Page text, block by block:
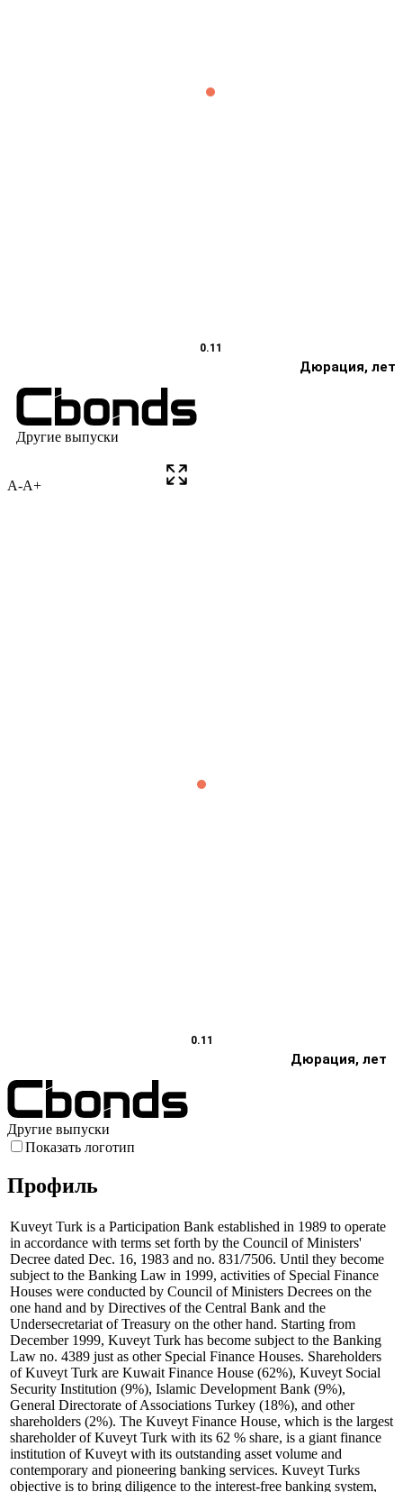
A-A+
Дюрация, лет
0.11
Другие выпуски
Показать логотип
Профиль
Kuveyt Turk is a Participation Bank established in 1989 to operate
in accordance with terms set forth by the Council of Ministers'
Decree dated Dec. 16, 1983 and no. 831/7506. Until they become
subject to the Banking Law in 1999, activities of Special Finance
Houses were conducted by Council of Ministers Decrees on the
one hand and by Directives of the Central Bank and the
Undersecretariat of Treasury on the other hand. Starting from
December 1999, Kuveyt Turk has become subject to the Banking
Law no. 4389 just as other Special Finance Houses. Shareholders
of Kuveyt Turk are Kuwait Finance House (62%), Kuveyt Social
Security Institution (9%), Islamic Development Bank (9%),
General Directorate of Associations Turkey (18%), and other
shareholders (2%). The Kuveyt Finance House, which is the largest
shareholder of Kuveyt Turk with its 62 % share, is a giant finance
institution of Kuveyt with its outstanding asset volume and
contemporary and pioneering banking services. Kuveyt Turks
objective is to bring diligence to the interest-free banking system,